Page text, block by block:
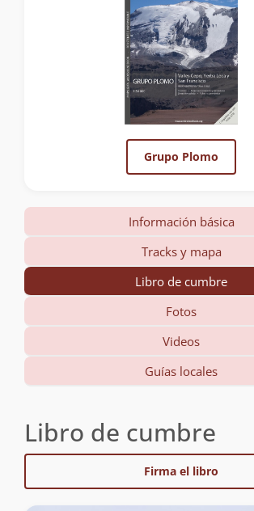
Grupo Plomo
Información básica
Tracks y mapa
Libro de cumbre
Fotos
Videos
Guías locales
Libro de cumbre
Firma el libro